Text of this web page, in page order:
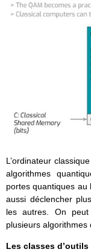
L’ordinateur
algorithmes
portes quantiques
aussi déclencher
les autres. On peut
plusieurs algorithmes
Les classes